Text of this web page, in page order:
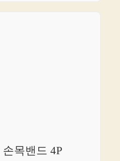
목밴드 4P